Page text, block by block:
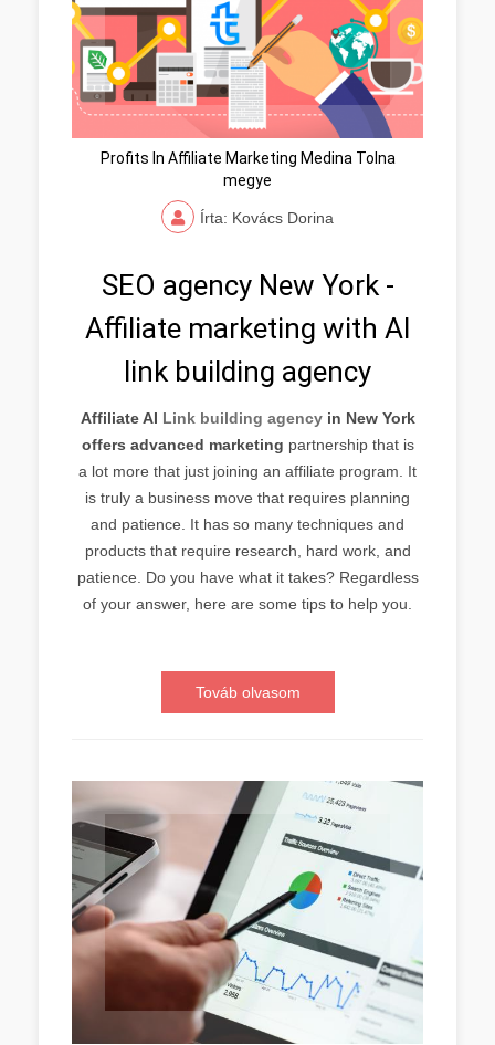
Profits In Affiliate Marketing Medina Tolna
megye
Írta: Kovács Dorina
SEO agency New York -
Affiliate marketing with AI
link building agency
Affiliate AI Link building agencyin New York
offers advanced marketing partnership that is
a lot more that just joining an affiliate program. It
is truly a business move that requires planning
and patience. It has so many techniques and
products that require research, hard work, and
patience. Do you have what it takes? Regardless
of your answer, here are some tips to help you.
Továb olvasom